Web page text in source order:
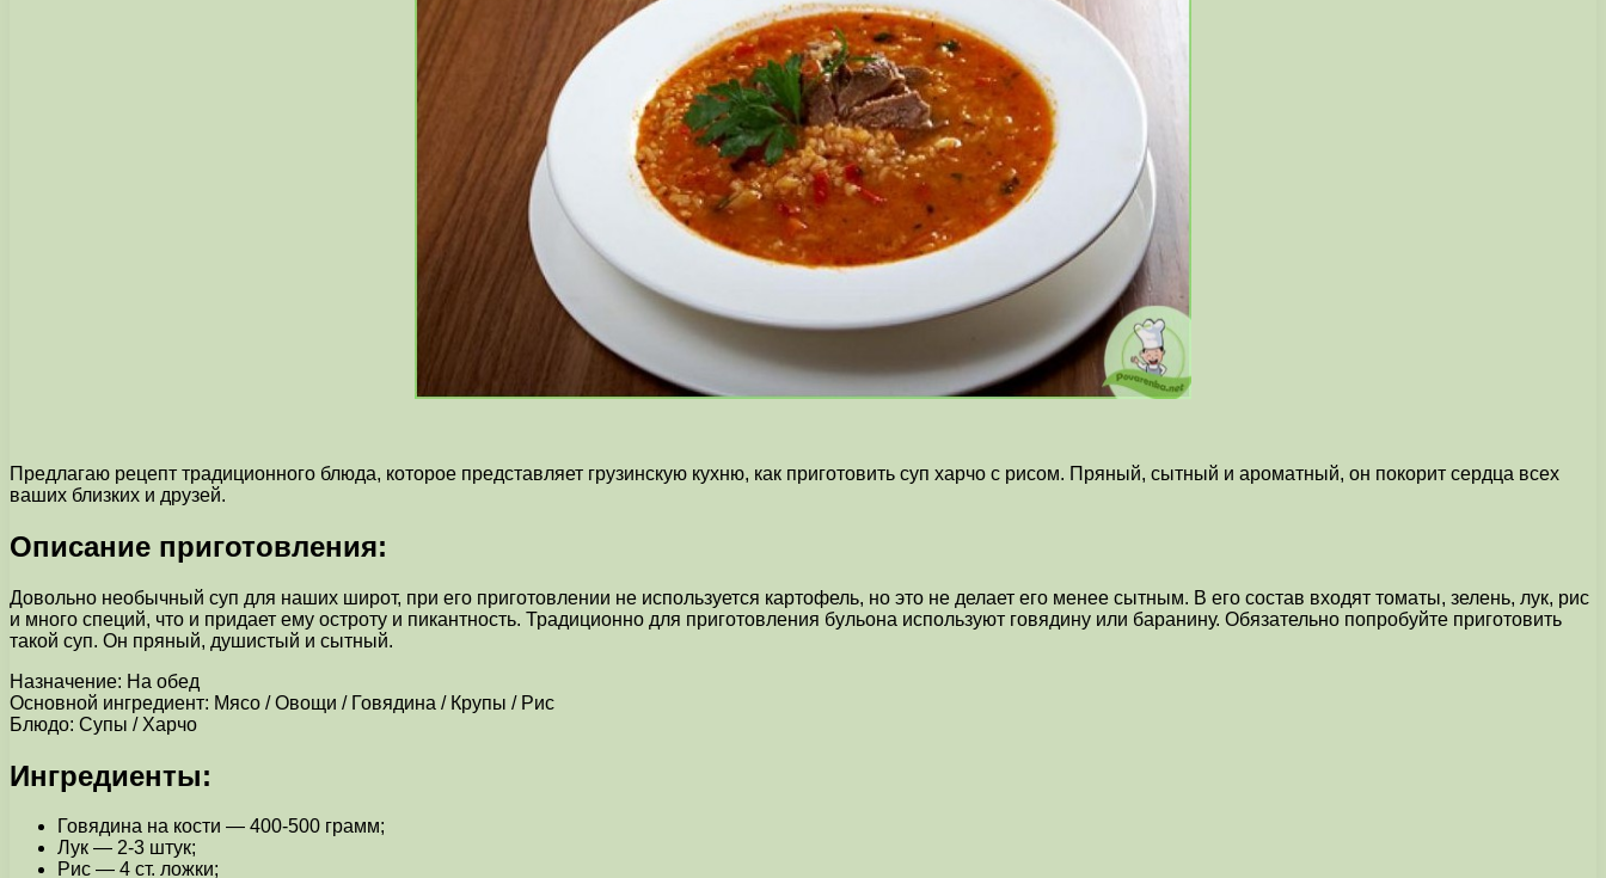
Предлагаю рецепт традиционного блюда, которое представляет грузинскую кухню, как приготовить суп харчо с рисом. Пряный, сытный и ароматный, он покорит сердца всех
ваших близких и друзей.
Описание приготовления:
Довольно необычный суп для наших широт, при его приготовлении не используется картофель, но это не делает его менее сытным. В его состав входят томаты, зелень, лук, рис
и много специй, что и придает ему остроту и пикантность. Традиционно для приготовления бульона используют говядину или баранину. Обязательно попробуйте приготовить
такой суп. Он пряный, душистый и сытный.
Назначение: На обед
Основной ингредиент: Мясо / Овощи / Говядина / Крупы / Рис
Блюдо: Супы / Харчо
Ингредиенты:
Говядина на кости — 400-500 грамм;
Лук — 2-3 штук;
Рис — 4 ст. ложки;